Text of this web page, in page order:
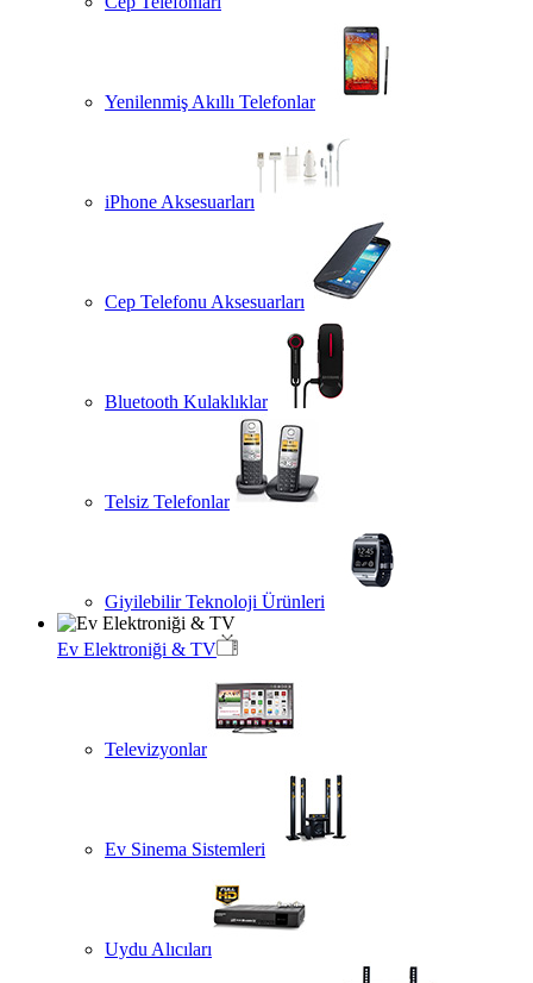
Yenilenmiş Akıllı Telefonlar
iPhone Aksesuarları
Cep Telefonu Aksesuarları
Bluetooth Kulaklıklar
Telsiz Telefonlar
Giyilebilir Teknoloji Ürünleri
Ev Elektroniği & TV
Televizyonlar
Ev Sinema Sistemleri
Uydu Alıcıları